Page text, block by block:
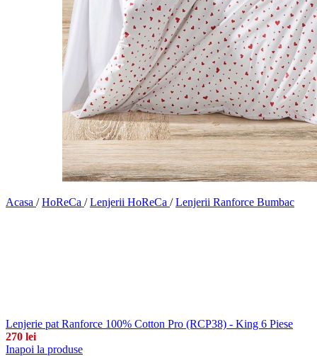
Acasa / HoReCa / Lenjerii HoReCa / Lenjerii Ranforce Bumbac
Lenjerie pat Ranforce 100% Cotton Pro (RCP38) - King 6 Piese
270 lei
Inapoi la produse